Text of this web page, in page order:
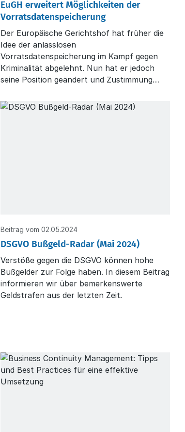
EuGH erweitert Möglichkeiten der
Vorratsdatenspeicherung
Der Europäische Gerichtshof hat früher die
Idee der anlasslosen
Vorratsdatenspeicherung im Kampf gegen
Kriminalität abgelehnt. Nun hat er jedoch
seine Position geändert und Zustimmung
Beitrag vom 02.05.2024
DSGVO Bußgeld-Radar (Mai 2024)
Verstöße gegen die DSGVO können hohe
Bußgelder zur Folge haben. In diesem Beitrag
informieren wir über bemerkenswerte
Geldstrafen aus der letzten Zeit.